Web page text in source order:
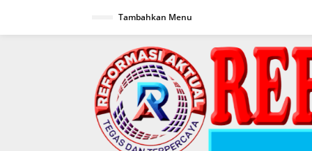
Tambahkan Menu